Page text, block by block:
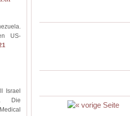
US-
Israel
Die